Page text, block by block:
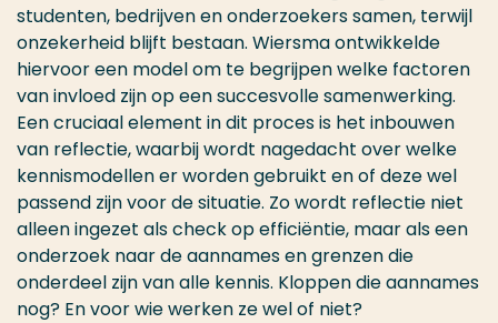
studenten, bedrijven en onderzoekers samen, terwijl
onzekerheid blijft bestaan. Wiersma ontwikkelde
hiervoor een model om te begrijpen welke factoren
van invloed zijn op een succesvolle samenwerking.
Een cruciaal element in dit proces is het inbouwen
van reflectie, waarbij wordt nagedacht over welke
kennismodellen er worden gebruikt en of deze wel
passend zijn voor de situatie. Zo wordt reflectie niet
alleen ingezet als check op efficiëntie, maar als een
onderzoek naar de aannames en grenzen die
onderdeel zijn van alle kennis. Kloppen die aannames
nog? En voor wie werken ze wel of niet?